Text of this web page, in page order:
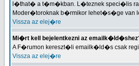
l�that� a t�m�kban. L�teznek speci�lis
Moder�toroknak b�rmikor lehet�s�ge
Vissza az elej�re
Mi�rt kell bejelentkezni az
A F�rumon kereszt�li emailk�ld�s csak
Vissza az elej�re